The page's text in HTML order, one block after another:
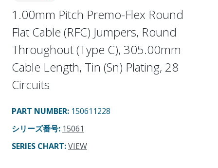
1.00mm Pitch Premo-Flex Round
Flat Cable (RFC) Jumpers, Round
Throughout (Type C), 305.00mm
Cable Length, Tin (Sn) Plating, 28
Circuits
PART NUMBER: 150611228
シリーズ番号: 15061
SERIES CHART:VIEW